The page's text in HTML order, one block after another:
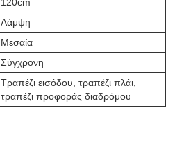
Λάμψη
Μεσαία
Σύγχρονη
Τραπέζι εισόδου, τραπέζι πλάι,
τραπέζι προφοράς διαδρόμου